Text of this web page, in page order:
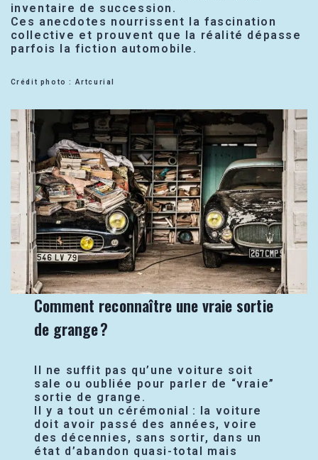
inventaire de succession.
Ces anecdotes nourrissent la fascination
collective et prouvent que la réalité dépasse
parfois la fiction automobile.
Crédit photo : Artcurial
Comment reconnaître une vraie sortie
de grange ?
Il ne suffit pas qu’une voiture soit
sale ou oubliée pour parler de “vraie”
sortie de grange.
Il y a tout un cérémonial : la voiture
doit avoir passé des années, voire
des décennies, sans sortir, dans un
état d’abandon quasi-total mais